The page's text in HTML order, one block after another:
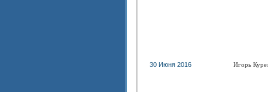
30 Июня 2016 Игорь